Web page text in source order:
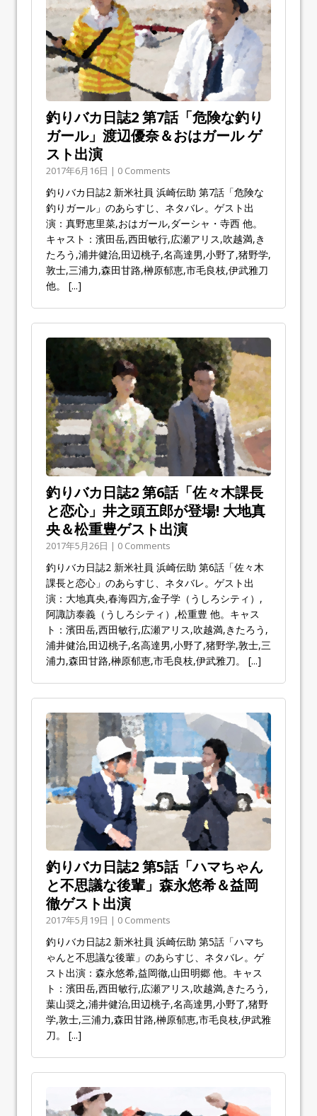
釣りバカ日誌2 第7話「危険な釣り
ガール」渡辺優奈＆おはガール ゲ
スト出演
2017年6月16日 | 0 Comments
釣りバカ日誌2 新米社員 浜崎伝助 第7話「危険な
釣りガール」のあらすじ、ネタバレ。ゲスト出
演：真野恵里菜,おはガール,ダーシャ・寺西 他。
キャスト：濱田岳,西田敏行,広瀬アリス,吹越満,き
たろう,浦井健治,田辺桃子,名高達男,小野了,猪野学,
敦士,三浦力,森田甘路,榊原郁恵,市毛良枝,伊武雅刀
他。 [...]
釣りバカ日誌2 第6話「佐々木課長
と恋心」井之頭五郎が登場! 大地真
央＆松重豊ゲスト出演
2017年5月26日 | 0 Comments
釣りバカ日誌2 新米社員 浜崎伝助 第6話「佐々木
課長と恋心」のあらすじ、ネタバレ。ゲスト出
演：大地真央,春海四方,金子学（うしろシティ）,
阿諏訪泰義（うしろシティ）,松重豊 他。キャス
ト：濱田岳,西田敏行,広瀬アリス,吹越満,きたろう,
浦井健治,田辺桃子,名高達男,小野了,猪野学,敦士,三
浦力,森田甘路,榊原郁恵,市毛良枝,伊武雅刀。 [...]
釣りバカ日誌2 第5話「ハマちゃん
と不思議な後輩」森永悠希＆益岡
徹ゲスト出演
2017年5月19日 | 0 Comments
釣りバカ日誌2 新米社員 浜崎伝助 第5話「ハマち
ゃんと不思議な後輩」のあらすじ、ネタバレ。ゲ
スト出演：森永悠希,益岡徹,山田明郷 他。キャス
ト：濱田岳,西田敏行,広瀬アリス,吹越満,きたろう,
葉山奨之,浦井健治,田辺桃子,名高達男,小野了,猪野
学,敦士,三浦力,森田甘路,榊原郁恵,市毛良枝,伊武雅
刀。 [...]